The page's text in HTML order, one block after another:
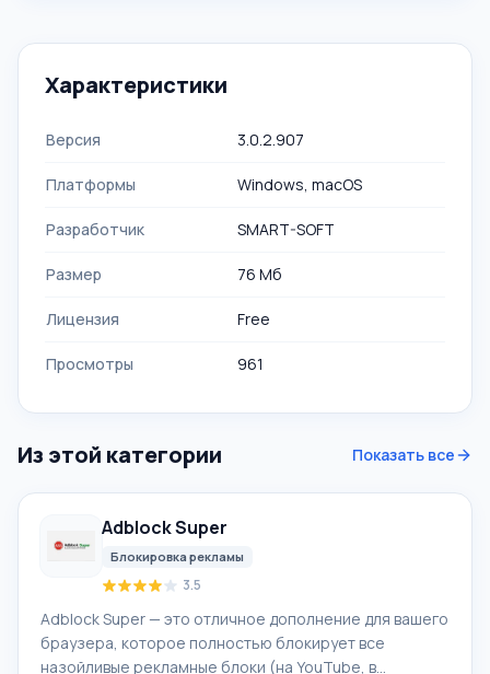
Характеристики
Версия 3.0.2.907
Платформы Windows, macOS
Разработчик SMART-SOFT
Размер 76 Мб
Лицензия Free
Просмотры 961
Из этой категории Показать все
Adblock Super
Блокировка рекламы
3.5
Adblock Super — это отличное дополнение для вашего
браузера, которое полностью блокирует все
назойливые рекламные блоки (на YouTube, в